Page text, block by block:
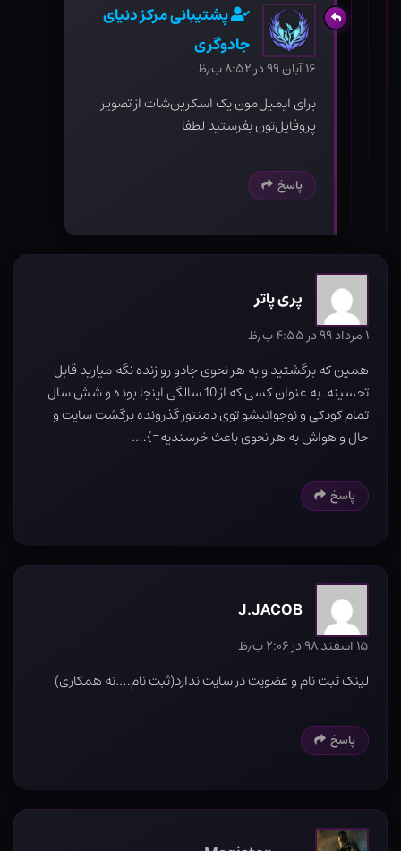
پشتیبانی مرکز دنیای
جادوگری
۱۶ آبان ۹۹ در ۸:۵۲ ب٫ظ
برای ایمیل‌مون یک اسکرین‌شات از تصویر
پروفایل‌تون بفرستید لطفا
پاسخ
پری پاتر
۱ مرداد ۹۹ در ۴:۵۵ ب٫ظ
همین که برگشتید و به هر نحوی جادو رو زنده نگه میارید قابل
تحسینه. به عنوان کسی که از 10 سالگی اینجا بوده و شش سال
تمام کودکی و نوجوانیشو توی دمنتور گذرونده برگشت سایت و
حال و هواش به هر نحوی باعث خرسندیه=}….
پاسخ
J.JACOB
۱۵ اسفند ۹۸ در ۲:۰۶ ب٫ظ
لینک ثبت نام و عضویت در سایت ندارد(ثبت نام….نه همکاری)
پاسخ